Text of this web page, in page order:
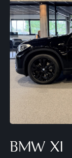
BMW X1